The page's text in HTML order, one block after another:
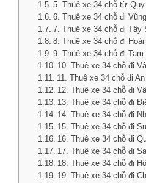
5. Thuê xe 34 chỗ từ
6. Thuê xe 34 chỗ đi
7. Thuê xe 34 chỗ đi Tây
8. Thuê xe 34 chỗ đi Hoài
9. Thuê xe 34 chỗ đi Tam
10. Thuê xe 34 chỗ đi
11. Thuê xe 34 chỗ đi
12. Thuê xe 34 chỗ đi
13. Thuê xe 34 chỗ đi
14. Thuê xe 34 chỗ đi
15. Thuê xe 34 chỗ đi
16. Thuê xe 34 chỗ đi
17. Thuê xe 34 chỗ đi
18. Thuê xe 34 chỗ đi
19. Thuê xe 34 chỗ đi